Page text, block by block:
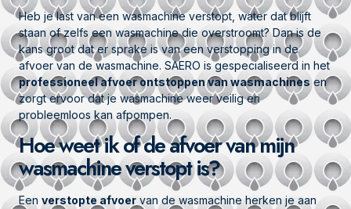
Heb je last van een wasmachine verstopt, water dat blijft
staan of zelfs een wasmachine die overstroomt? Dan is de
kans groot dat er sprake is van een verstopping in de
afvoer van de wasmachine. SAERO is gespecialiseerd in het
professioneel afvoer ontstoppen van wasmachinesen
zorgt ervoor dat je wasmachine weer veilig en
probleemloos kan afpompen.
Hoe weet ik of de afvoer van mijn
wasmachine verstopt is?
Een verstopte afvoervan de wasmachine herken je aan